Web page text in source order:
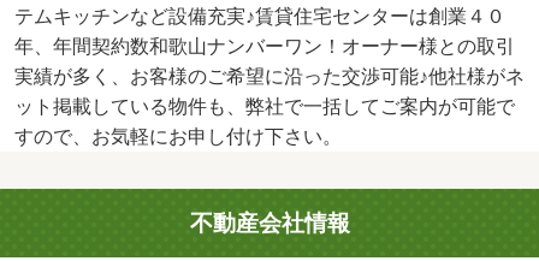
テムキッチンなど設備充実♪賃貸住宅センターは創業４０
年、年間契約数和歌山ナンバーワン！オーナー様との取引
実績が多く、お客様のご希望に沿った交渉可能♪他社様がネ
ット掲載している物件も、弊社で一括してご案内が可能で
すので、お気軽にお申し付け下さい。
不動産会社情報